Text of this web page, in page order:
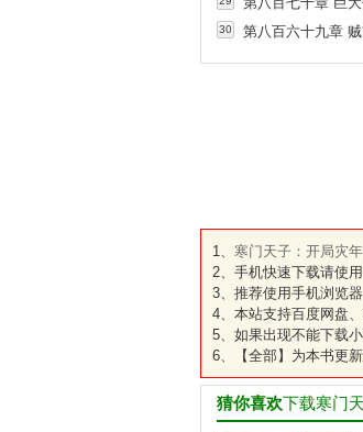
第八百六十九章 贼
30
1、 寒门天子：开局灾
2、手机快速下载请使
3、推荐使用手机浏览
4、本站支持百度网盘
5、如果出现不能下载
6、【全部】为本书更
猜你喜欢下载寒门